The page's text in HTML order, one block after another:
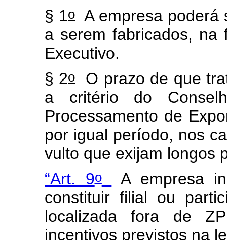
§ 1o A empresa poderá
a serem fabricados, na
Executivo.
§ 2oO prazo de que
a critério do
Processamento de
por igual período, nos
vulto que exijam longos
“Art. 9o
A empresa
constituir filial ou
localizada fora de
incentivos previstos na